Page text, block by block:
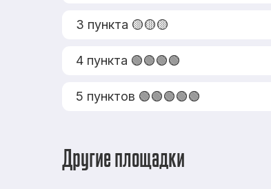
3 пункта 🟡🟡🟡
4 пункта 🟢🟢🟢🟢
5 пунктов 🟢🟢🟢🟢🟢
Другие площадки